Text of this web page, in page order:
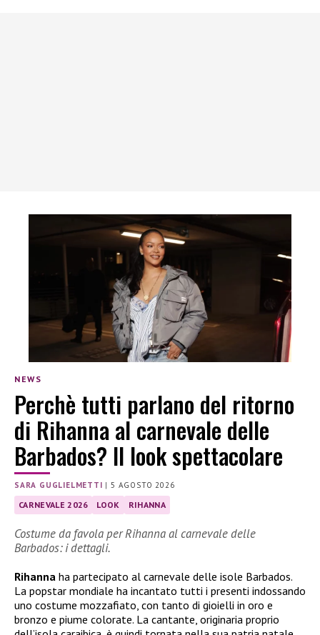
NEWS
Perchè tutti parlano del ritorno
di Rihanna al carnevale delle
Barbados? Il look spettacolare
SARA GUGLIELMETTI |5 AGOSTO 2026
CARNEVALE 2026 LOOK RIHANNA
Costume da favola per Rihanna al carnevale delle
Barbados: i dettagli.
Rihanna ha partecipato al carnevale delle isole Barbados.
La popstar mondiale ha incantato tutti i presenti indossando
uno costume mozzafiato, con tanto di gioielli in oro e
bronzo e piume colorate. La cantante, originaria proprio